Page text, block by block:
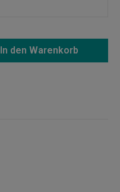
In den Warenkorb